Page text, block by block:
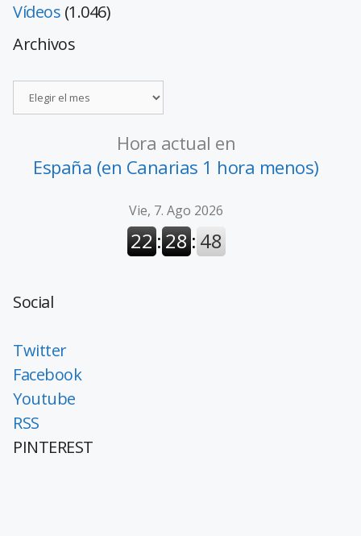
Vídeos (1.046)
Archivos
Hora actual en
España (en Canarias 1 hora menos)
Social
Twitter
Facebook
Youtube
RSS
PINTEREST